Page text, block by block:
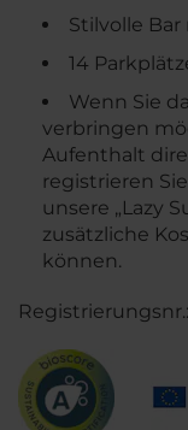
Stilvolle Bar
14
Wenn Sie
verbringen
Aufenthalt
registrieren
unsere „Lazy
zusätzliche
können.